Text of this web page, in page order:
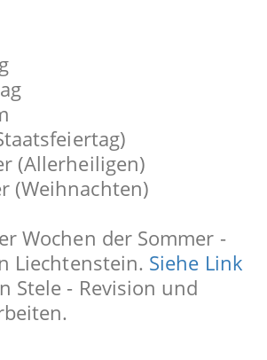
(Allerheiligen)
(Weihnachten)
Wochen der Sommer -
Liechtenstein. Siehe Link
Stele - Revision und